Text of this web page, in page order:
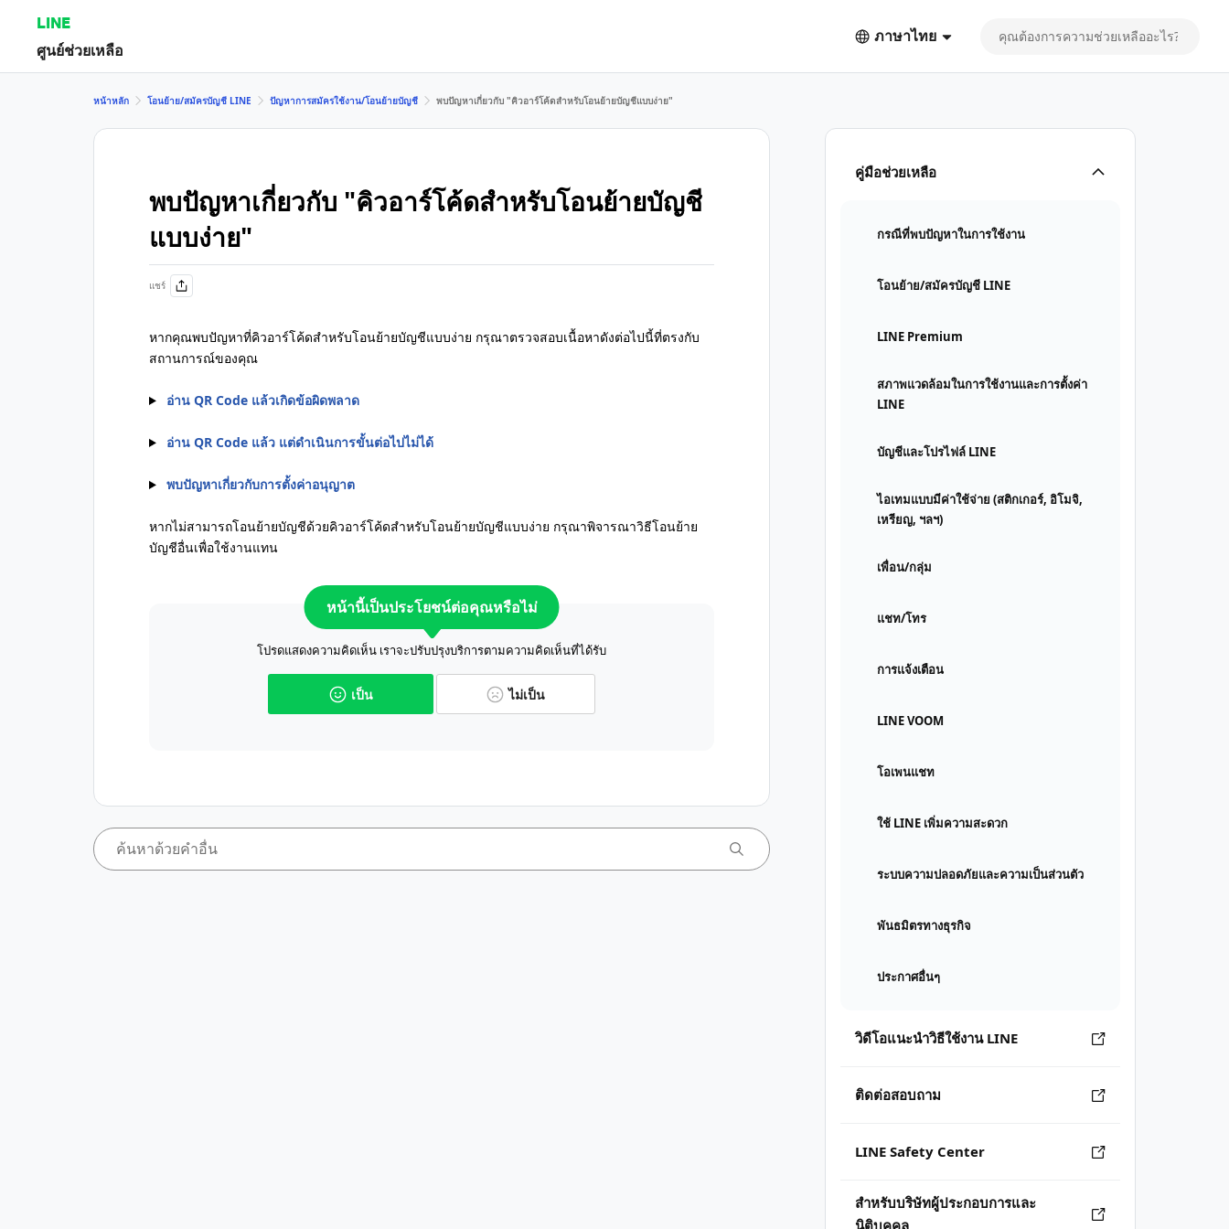
LINE
ศูนย์ช่วยเหลือ
ภาษาไทย
คู่มือช่วยเหลือ
กรณีที่พบปัญหาในการใช้งาน
โอนย้าย/สมัครบัญชี LINE
LINE Premium
สภาพแวดล้อมในการใช้งานและการตั้งค่า
LINE
บัญชีและโปรไฟล์ LINE
ไอเทมแบบมีค่าใช้จ่าย (สติกเกอร์, อิโมจิ,
เหรียญ, ฯลฯ)
เพื่อน/กลุ่ม
แชท/โทร
การแจ้งเตือน
LINE VOOM
โอเพนแชท
ใช้ LINE เพิ่มความสะดวก
ระบบความปลอดภัยและความเป็นส่วนตัว
พันธมิตรทางธุรกิจ
ประกาศอื่นๆ
วิดีโอแนะนำวิธีใช้งาน LINE
ติดต่อสอบถาม
LINE Safety Center
สำหรับบริษัทผู้ประกอบการและ
นิติบุคคล
หน้าหลัก โอนย้าย/สมัครบัญชี LINE ปัญหาการสมัครใช้งาน/โอนย้ายบัญชี พบปัญหาเกี่ยวกับ "คิวอาร์โค้ดสำหรับโอนย้ายบัญชีแบบง่าย"
พบปัญหาเกี่ยวกับ "คิวอาร์โค้ดสำหรับโอนย้ายบัญชี
แบบง่าย"
แชร์
หากคุณพบปัญหาที่คิวอาร์โค้ดสำหรับโอนย้ายบัญชีแบบง่าย กรุณาตรวจสอบเนื้อหาดังต่อไปนี้ที่ตรงกับ
สถานการณ์ของคุณ
อ่าน QR Code แล้วเกิดข้อผิดพลาด
อ่าน QR Code แล้ว แต่ดำเนินการขั้นต่อไปไม่ได้
พบปัญหาเกี่ยวกับการตั้งค่าอนุญาต
หากไม่สามารถโอนย้ายบัญชีด้วยคิวอาร์โค้ดสำหรับโอนย้ายบัญชีแบบง่าย กรุณาพิจารณาวิธีโอนย้าย
บัญชีอื่นเพื่อใช้งานแทน
หน้านี้เป็นประโยชน์ต่อคุณหรือไม่
โปรดแสดงความคิดเห็น เราจะปรับปรุงบริการตามความคิดเห็นที่ได้รับ
เป็น ไม่เป็น